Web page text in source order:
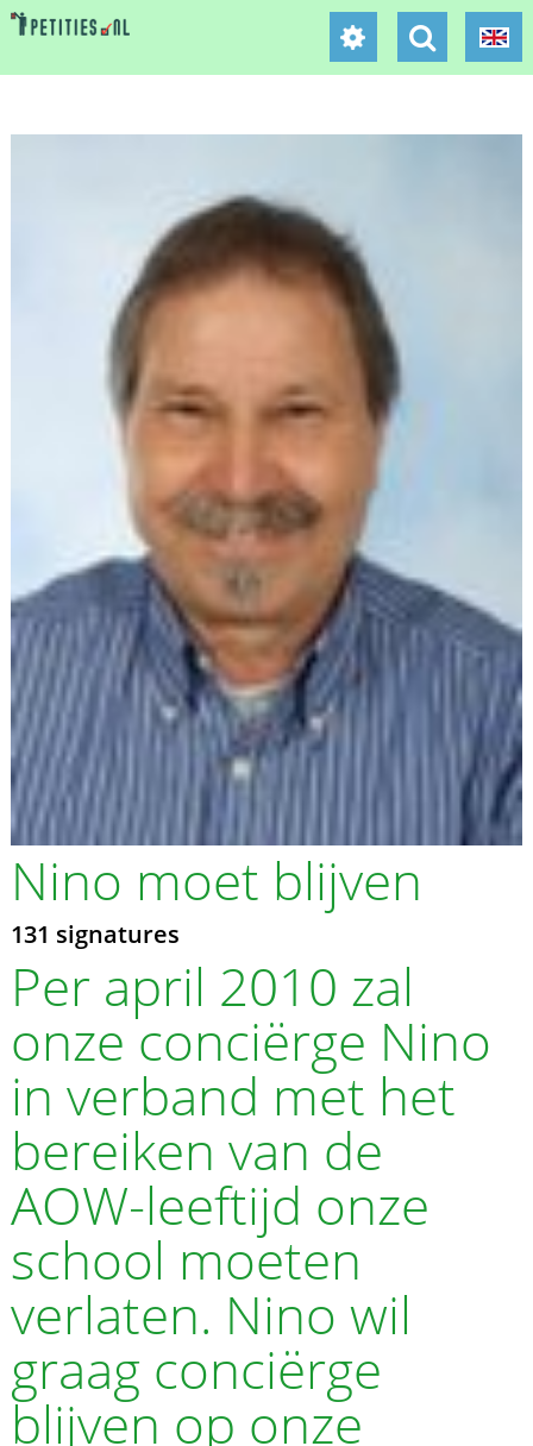
Nino moet blijven
131 signatures
Per april 2010 zal
onze conciërge Nino
in verband met het
bereiken van de
AOW-leeftijd onze
school moeten
verlaten. Nino wil
graag conciërge
blijven op onze